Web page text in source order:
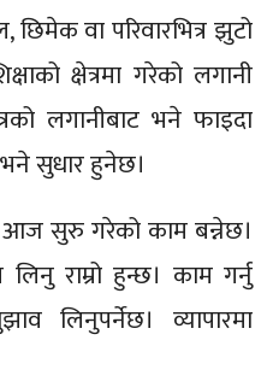
वा परिवारभित्र झुटो
क्षेत्रमा गरेको लगानी
लगानीबाट भने फाइदा
सुधार हुनेछ।
आज सुरु गरेको काम बन्नेछ।
राम्रो हुन्छ। काम गर्नु
लिनुपर्नेछ। व्यापारमा